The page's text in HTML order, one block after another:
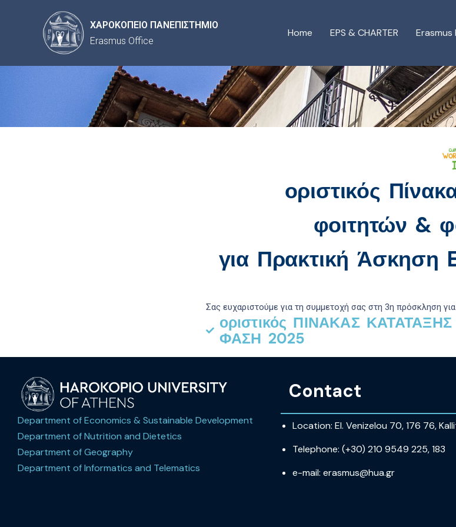
ΧΑΡΟΚΟΠΕΙΟ ΠΑΝΕΠΙΣΤΗΜΙΟ
Erasmus Office
Home EPS & CHARTER Erasmus
οριστικός
φοιτητών &
για Πρακτική
Σας ευχαριστούμε για τη συμμετοχή σας στη 3η πρόσκληση για
οριστικός ΠΙΝΑΚΑΣ
ΦΑΣΗ 2025
Department of Economics & Sustainable Development
Department of Nutrition and Dietetics
Department of Geography
Department of Informatics and Telematics
Contact
Location: El. Venizelou 70, 176 76,
Telephone: (+30) 210 9549 225, 183
e-mail: erasmus@hua.gr